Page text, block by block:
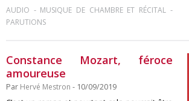
AUDIO - MUSIQUE DE CHAMBRE ET RÉCITAL-
PARUTIONS
Constance Mozart, féroce
amoureuse
Par Hervé Mestron - 10/09/2019